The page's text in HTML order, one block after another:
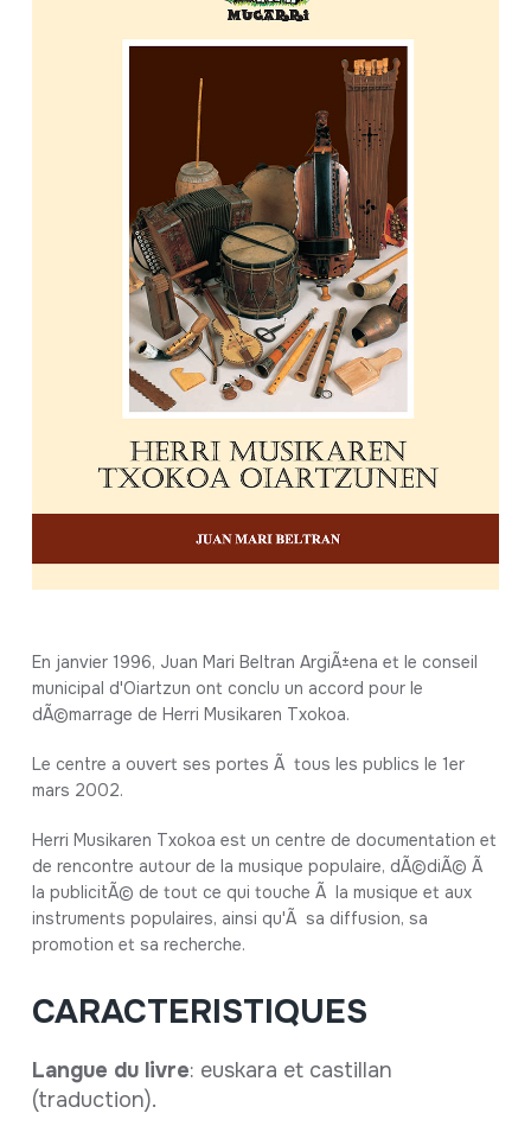
En janvier 1996, Juan Mari Beltran ArgiÃ±ena et le conseil
municipal d'Oiartzun ont conclu un accord pour le
dÃ©marrage de Herri Musikaren Txokoa.
Le centre a ouvert ses portes Ã tous les publics le 1er
mars 2002.
Herri Musikaren Txokoa est un centre de documentation et
de rencontre autour de la musique populaire, dÃ©diÃ© Ã
la publicitÃ© de tout ce qui touche Ã la musique et aux
instruments populaires, ainsi qu'Ã sa diffusion, sa
promotion et sa recherche.
CARACTERISTIQUES
Langue du livre: euskara et castillan
(traduction).